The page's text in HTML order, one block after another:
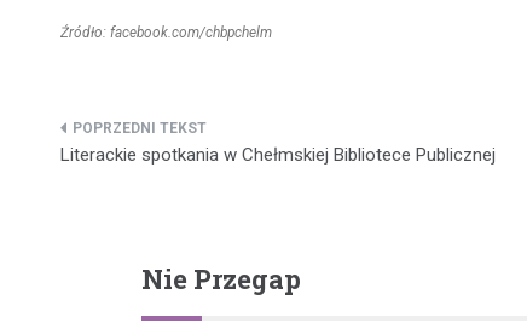
Źródło: facebook.com/chbpchelm
Nawigacja
Literackie spotkania w Chełmskiej Bibliotece Publicznej
Nie Przegap